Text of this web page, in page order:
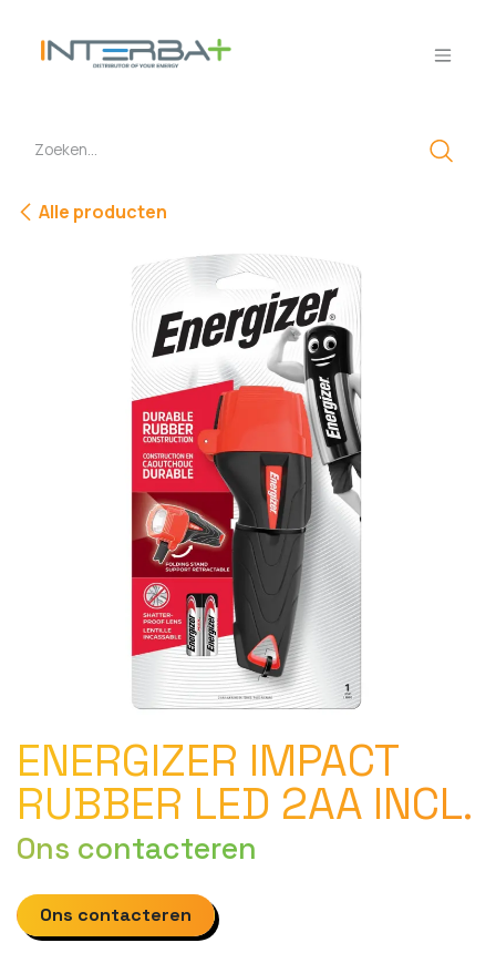
Alle producten
ENERGIZER IMPACT
RUBBER LED 2AA INCL.
Ons contacteren
Ons contacteren